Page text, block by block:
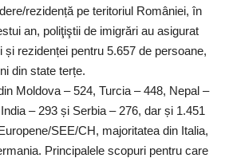
rezidență pe teritoriul României, în
an, poliţiştii de imigrări au asigurat
și rezidenței pentru 5.657 de persoane,
din state terțe.
Moldova – 524, Turcia – 448, Nepal –
– 293 și Serbia – 276, dar și 1.451
SEE/CH, majoritatea din Italia,
Principalele scopuri pentru care